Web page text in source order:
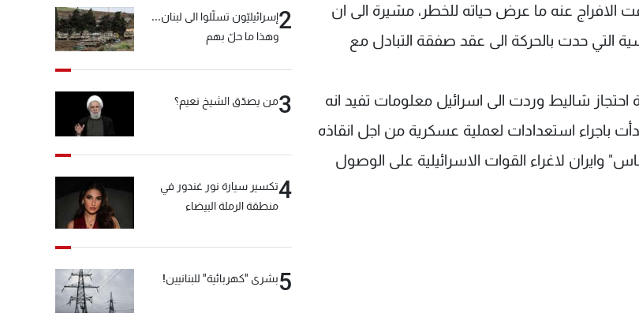
عنه ما عرض حياته للخطر، مشيرة الى ان
التي حدت بالحركة الى عقد صفقة التبادل مع
شاليط وردت الى اسرائيل معلومات تفيد انه
استعدادات لعملية عسكرية من اجل انقاذه
وايران لاغراء القوات الاسرائيلية على الوصول
2إسرائيليّون تسلّلوا الى لبنان...
وهذا ما حلّ بهم
3من يصدّق الشيخ نعيم؟
4تكسير سيارة نور غندور في
منطقة الرملة البيضاء
5بشرى "كهربائية" للبنانيين!